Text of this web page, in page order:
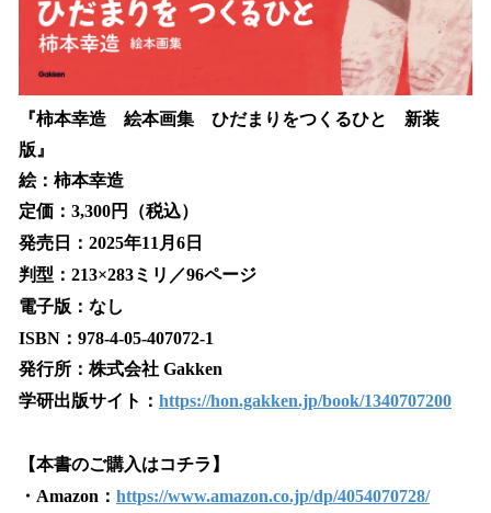
『柿本幸造 絵本画集 ひだまりをつくるひと 新装
版』
絵：柿本幸造
定価：3,300円（税込）
発売日：2025年11月6日
判型：213×283ミリ／96ページ
電子版：なし
ISBN：978-4-05-407072-1
発行所：株式会社 Gakken
学研出版サイト： https://hon.gakken.jp/book/1340707200
【本書のご購入はコチラ】
・Amazon： https://www.amazon.co.jp/dp/4054070728/